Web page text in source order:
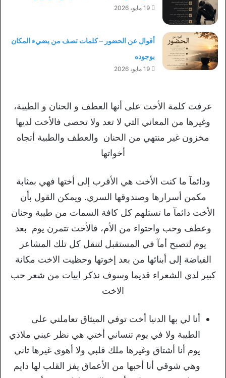
19 مايو، 2026
أقوال عن الحضور – كلمات تصف من يضيء المكان
بوجوده
19 مايو، 2026
عرفت كلمة الأخت على أنها العطف و الحنان و الطيبة،
وغيرها من المعاني التي لا تعد ولا تحصى فالأخت لديها
مخزون غير منتهي من الحنان والعطف والطبية أتجاه
أخواتها
ودائمآ ما كنت الأخت هي الأقرب إلى أختها فهي بمثابة
مكمن أسرارها وصندوقها السري. ويمكن القول بأن
الأخت دائمآ ما تستلهم كل كافة السمات من طيبة وحنان
وعطف وحب واحتواء من الأم، فالأخت تتمرن يوم بعد
يوم لتصبح أمآ في المستقبل لتنقل كل تلك المشاعر
الفياضة إلى أبنائها من بعد إخوتها وحظيت الاخت مكانة
كبير لدي الشعراء قديما وسوف نذكر ابيات من شعر حب
الاخت
أنا لي بها الدنيا أخت توفي الميثاق تعاملني على
الطيبة ولا في يوم تنساني أختي هي نظر عيني ملاذي
يوم أنا أشتاق وغيرها ملك قلبي ولا أهوى غيرها ثاني
وهي شوقي أنا أحبها من الأعماق يفز القلب لها دايم